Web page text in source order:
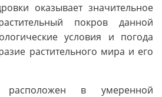
оказывает значительное
покров данной
условия и погода
растительного мира и его
расположен в умеренной